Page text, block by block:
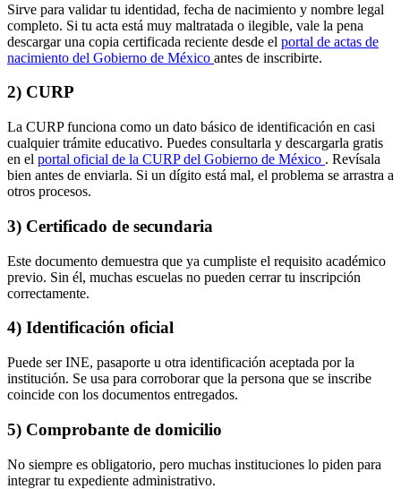
Sirve para validar tu identidad, fecha de nacimiento y nombre legal
completo. Si tu acta está muy maltratada o ilegible, vale la pena
descargar una copia certificada reciente desde el portal de actas de
nacimiento del Gobierno de México antes de inscribirte.
2) CURP
La CURP funciona como un dato básico de identificación en casi
cualquier trámite educativo. Puedes consultarla y descargarla gratis
en el portal oficial de la CURP del Gobierno de México . Revísala
bien antes de enviarla. Si un dígito está mal, el problema se arrastra a
otros procesos.
3) Certificado de secundaria
Este documento demuestra que ya cumpliste el requisito académico
previo. Sin él, muchas escuelas no pueden cerrar tu inscripción
correctamente.
4) Identificación oficial
Puede ser INE, pasaporte u otra identificación aceptada por la
institución. Se usa para corroborar que la persona que se inscribe
coincide con los documentos entregados.
5) Comprobante de domicilio
No siempre es obligatorio, pero muchas instituciones lo piden para
integrar tu expediente administrativo.